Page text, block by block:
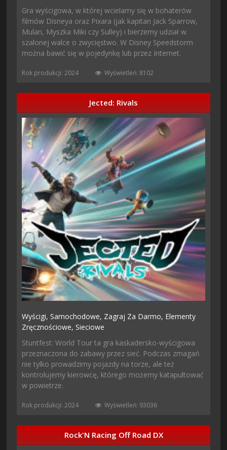
Gra wyścigowa, w której wcielamy się w bohaterów
filmów Disneya oraz Pixara (jak kapitan Jack Sparrow,
Mulan, Myszka Miki czy Sulley) i bierzemy udział w
szalonej walce o zwycięstwo. W Disney Speedstorm
można bawić się w pojedynkę lub przez Internet.
Rok produkcji: 2024 Wyświetleń: 8102
Jected: Rivals
Wyścigi,Samochodowe, Zagraj Za Darmo, Elementy
Zręcznościowe,Sieciowe
Stuntfest: World Tour ta gra kaskadersko-wyścigowa
przeznaczona do zabawy przez sieć. Podczas zmagań
nie tylko prowadzimy pojazdy na torze, ale też
kontrolujemy kierowcę, którego możemy katapultować
w powietrze.
Rok produkcji: 2024 Wyświetleń: 93036
Rock'N Racing Off Road DX